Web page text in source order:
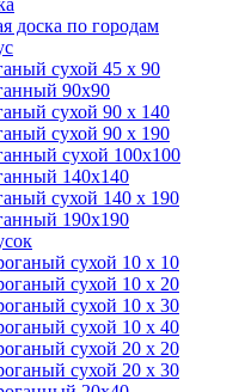
доска по городам
сухой 45 х 90
90х90
сухой 90 х 140
сухой 90 х 190
сухой 100х100
140х140
сухой 140 х 190
190х190
сухой 10 х 10
сухой 10 х 20
сухой 10 х 30
сухой 10 х 40
сухой 20 х 20
сухой 20 х 30